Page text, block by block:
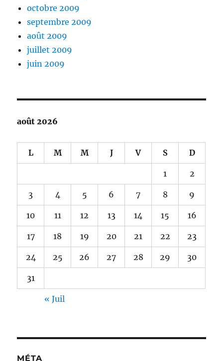
octobre 2009
septembre 2009
août 2009
juillet 2009
juin 2009
août 2026
L M M J V S D
1 2
3 4 5 6 7 8 9
10 11 12 13 14 15 16
17 18 19 20 21 22 23
24 25 26 27 28 29 30
31
« Juil
MÉTA